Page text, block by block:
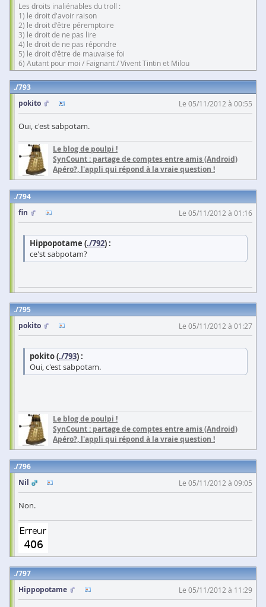
Les droits inaliénables du troll :
1) le droit d'avoir raison
2) le droit d'être péremptoire
3) le droit de ne pas lire
4) le droit de ne pas répondre
5) le droit d'être de mauvaise foi
6) Autant pour moi / Faignant / Vivent Tintin et Milou
793
pokito
Le 05/11/2012 à 00:55
Oui, c'est sabpotam.
Le blog de poulpi !
SynCount : partage de comptes entre amis (Android)
Apéro?, l'appli qui répond à la vraie question !
794
fin
Le 05/11/2012 à 01:16
Hippopotame (./792) :
ce'st sabpotam?
795
pokito
Le 05/11/2012 à 01:27
pokito (./793) :
Oui, c'est sabpotam.
Le blog de poulpi !
SynCount : partage de comptes entre amis (Android)
Apéro?, l'appli qui répond à la vraie question !
796
Nil
Le 05/11/2012 à 09:05
Non.
797
Hippopotame
Le 05/11/2012 à 11:29